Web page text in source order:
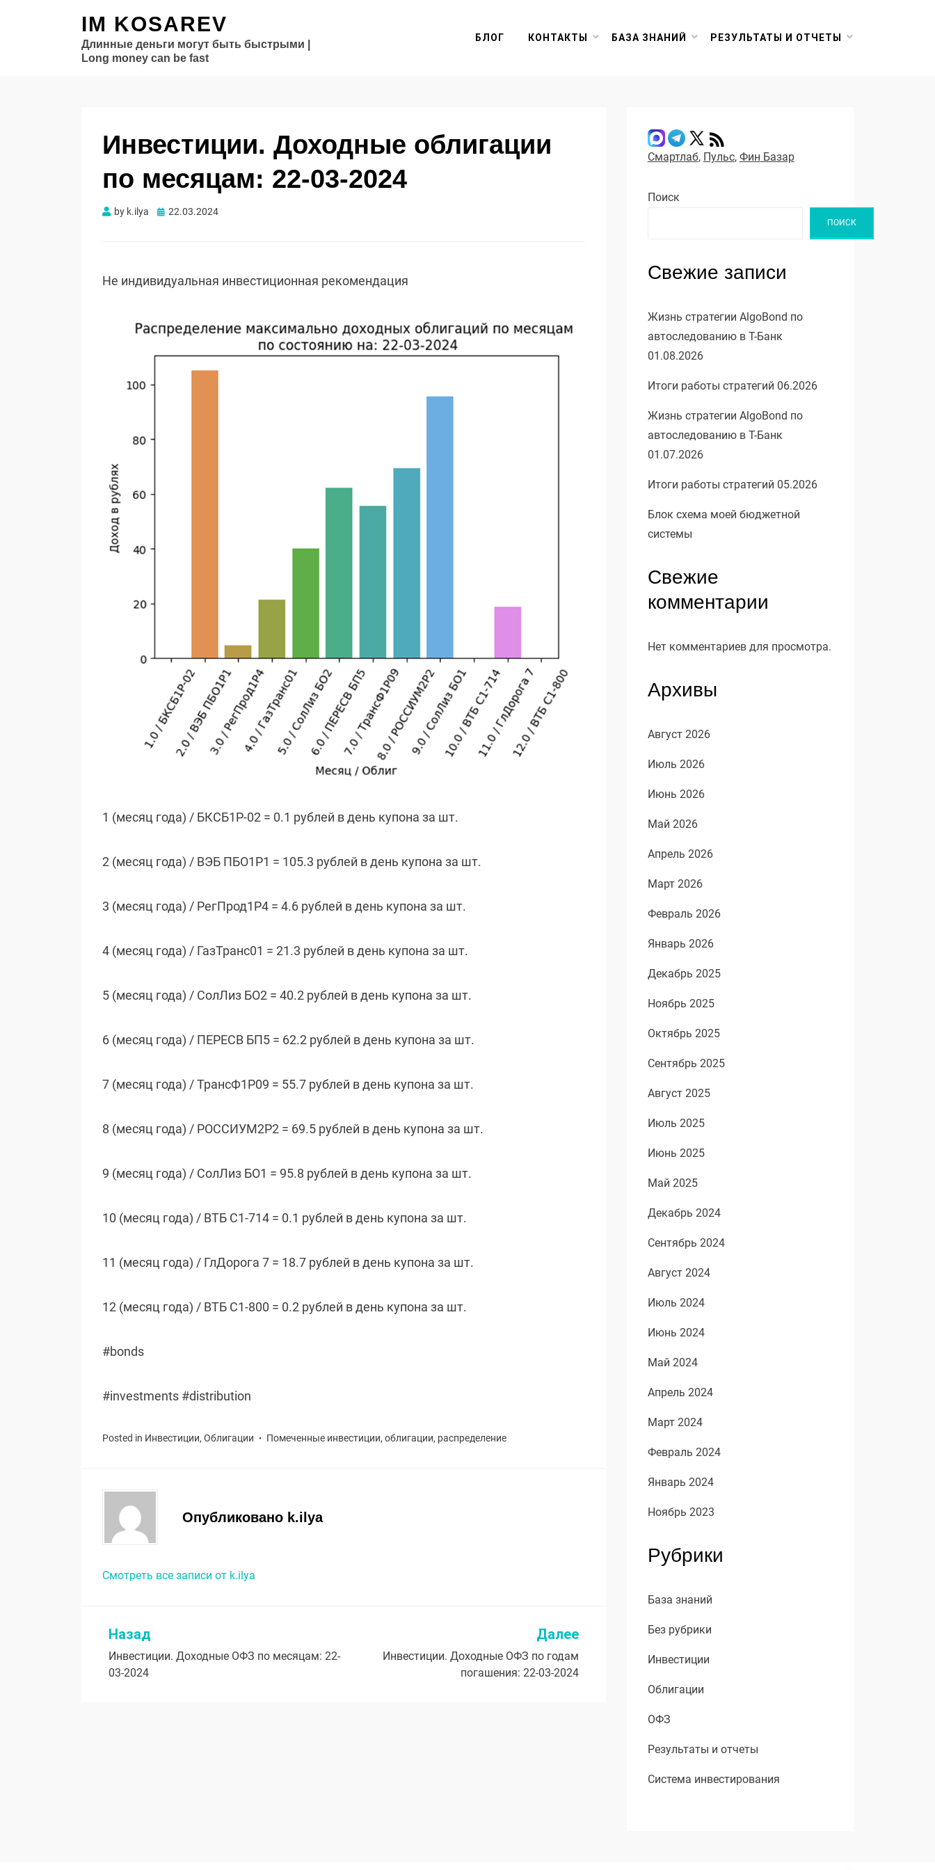
IM KOSAREV
Длинные деньги могут быть быстрыми |
Long money can be fast
БЛОГ КОНТАКТЫ БАЗА ЗНАНИЙ РЕЗУЛЬТАТЫ И ОТЧЕТЫ
Инвестиции. Доходные облигации
по месяцам: 22-03-2024
by k.ilya Опубликовано
22.03.2024
Не индивидуальная инвестиционная рекомендация
1 (месяц года) / БКСБ1Р-02 = 0.1 рублей в день купона за шт.
2 (месяц года) / ВЭБ ПБО1Р1 = 105.3 рублей в день купона за шт.
3 (месяц года) / РегПрод1Р4 = 4.6 рублей в день купона за шт.
4 (месяц года) / ГазТранс01 = 21.3 рублей в день купона за шт.
5 (месяц года) / СолЛиз БО2 = 40.2 рублей в день купона за шт.
6 (месяц года) / ПЕРЕСВ БП5 = 62.2 рублей в день купона за шт.
7 (месяц года) / ТрансФ1P09 = 55.7 рублей в день купона за шт.
8 (месяц года) / РОССИУМ2P2 = 69.5 рублей в день купона за шт.
9 (месяц года) / СолЛиз БО1 = 95.8 рублей в день купона за шт.
10 (месяц года) / ВТБ С1-714 = 0.1 рублей в день купона за шт.
11 (месяц года) / ГлДорога 7 = 18.7 рублей в день купона за шт.
12 (месяц года) / ВТБ С1-800 = 0.2 рублей в день купона за шт.
#bonds
#investments #distribution
Posted in Инвестиции, Облигации Помеченные инвестиции, облигации, распределение
Опубликовано k.ilya
Смотреть все записи от k.ilya
Навигация
по
Назад
Инвестиции. Доходные ОФЗ по месяцам: 22-
03-2024
Далее
Инвестиции. Доходные ОФЗ по годам
погашения: 22-03-2024
Смартлаб, Пульс, Фин Базар
Поиск
ПОИСК
Свежие записи
Жизнь стратегии AlgoBond по
автоследованию в Т-Банк
01.08.2026
Итоги работы стратегий 06.2026
Жизнь стратегии AlgoBond по
автоследованию в Т-Банк
01.07.2026
Итоги работы стратегий 05.2026
Блок схема моей бюджетной
системы
Свежие
комментарии
Нет комментариев для просмотра.
Архивы
Август 2026
Июль 2026
Июнь 2026
Май 2026
Апрель 2026
Март 2026
Февраль 2026
Январь 2026
Декабрь 2025
Ноябрь 2025
Октябрь 2025
Сентябрь 2025
Август 2025
Июль 2025
Июнь 2025
Май 2025
Декабрь 2024
Сентябрь 2024
Август 2024
Июль 2024
Июнь 2024
Май 2024
Апрель 2024
Март 2024
Февраль 2024
Январь 2024
Ноябрь 2023
Рубрики
База знаний
Без рубрики
Инвестиции
Облигации
ОФЗ
Результаты и отчеты
Система инвестирования